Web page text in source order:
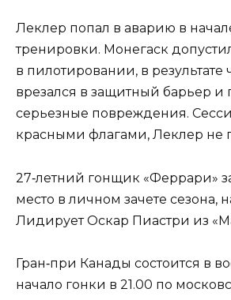
Леклер попал в аварию в
тренировки. Монегаск
в пилотировании, в результате
врезался в защитный барьер и
серьезные повреждения.
красными флагами, Леклер не
27‑летний гонщик «Феррари»
место в личном зачете сезона,
Лидирует Оскар Пиастри из
Гран‑при Канады состоится в
начало гонки в 21.00 по